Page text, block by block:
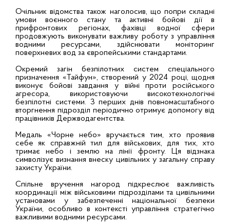
Очільник відомства також наголосив, що попри складні
умови воєнного стану та активні бойові дії в
прифронтових регіонах, фахівці водної сфери
продовжують виконувати важливу роботу з управління
водними ресурсами, здійснювати моніторинг
поверхневих вод за європейськими стандартами.
Окремий загін безпілотних систем спеціального
призначення «Тайфун», створений у 2024 році, щодня
виконує бойові завдання у війні проти російського
агресора, використовуючи високотехнологічні
безпілотні системи. З перших днів повномасштабного
вторгнення підрозділ періодично отримує допомогу від
працівників Держводагентства.
Медаль «Чорне небо» вручається тим, хто проявив
себе як справжній тил для військових, для тих, хто
тримає небо і землю на лінії фронту. Ця відзнака
символізує визнання внеску цивільних у загальну справу
захисту України.
Спільне вручення нагород підкреслює важливість
координації між військовими підрозділами та цивільними
установами у забезпеченні національної безпеки
України, особливо в контексті управління стратегічно
важливими водними ресурсами.